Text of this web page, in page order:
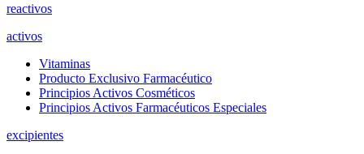
reactivos
activos
Vitaminas
Producto Exclusivo Farmacéutico
Principios Activos Cosméticos
Principios Activos Farmacéuticos Especiales
excipientes